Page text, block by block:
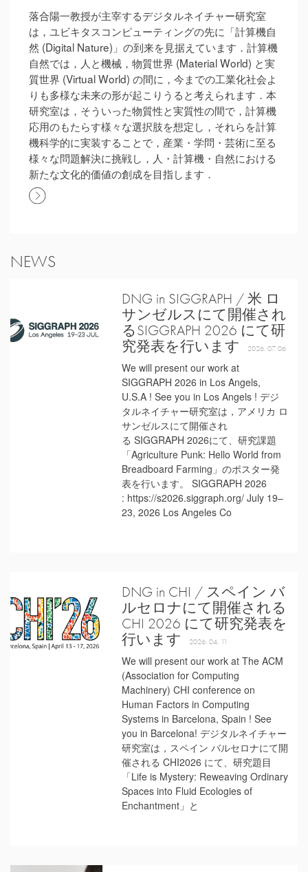
落合陽一教授が主宰するデジタルネイチャー研究室
は，ユビキタスコンピューティングの先に「計算機自
然 (Digital Nature)」の到来を見据えています．計算機
自然では，人と機械，物質世界 (Material World) と実
質世界 (Virtual World) の間に，今までの工業化社会よ
りも多様な未来の形が起こりうると考えられます．本
研究室は，そういった物質性と実質性の間で，計算機
応用のもたらす様々な選択肢を想定し，それらを計算
機科学的に実装することで，産業・学問・芸術に至る
様々な問題解決に挑戦し，人・計算機・自然における
新たな文化的価値の創成を目指します．
NEWS
DNG in SIGGRAPH / 米 ロ
サンゼルスにて開催され
るSIGGRAPH 2026 にて研
究発表を行います
2026. 07. 06
We will present our work at
SIGGRAPH 2026 in Los Angels,
U.S.A ! See you in Los Angels ! デジ
タルネイチャー研究室は，アメリカ ロ
サンゼルスにて開催され
る SIGGRAPH 2026にて、研究課題
「Agriculture Punk: Hello World from
Breadboard Farming」のポスター発
表を行います。 SIGGRAPH 2026
: https://s2026.siggraph.org/ July 19–
23, 2026 Los Angeles Co
DNG in CHI / スペイン バ
ルセロナにて開催される
CHI 2026 にて研究発表を
行います
2026. 04. 11
We will present our work at The ACM
(Association for Computing
Machinery) CHI conference on
Human Factors in Computing
Systems in Barcelona, Spain ! See
you in Barcelona! デジタルネイチャー
研究室は，スペイン バルセロナにて開
催される CHI2026 にて、研究題目
「Life is Mystery: Reweaving Ordinary
Spaces into Fluid Ecologies of
Enchantment」と